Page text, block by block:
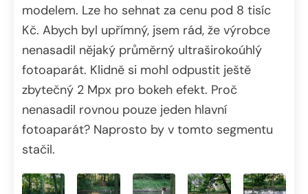
modelem. Lze ho sehnat za cenu pod 8 tisíc
Kč. Abych byl upřímný, jsem rád, že výrobce
nenasadil nějaký průměrný ultraširokoúhlý
fotoaparát. Klidně si mohl odpustit ještě
zbytečný 2 Mpx pro bokeh efekt. Proč
nenasadil rovnou pouze jeden hlavní
fotoaparát? Naprosto by v tomto segmentu
stačil.